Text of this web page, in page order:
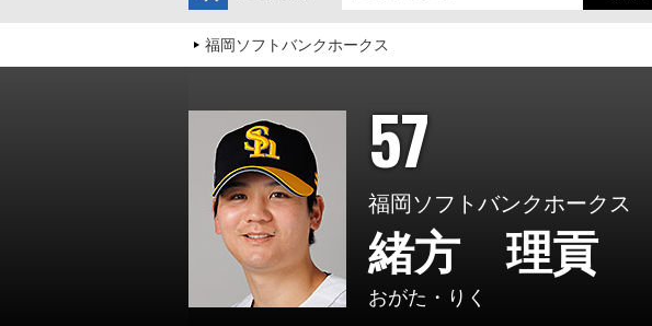
福岡ソフトバンクホークス
57
福岡ソフトバンクホークス
緒方 理貢
おがた・りく